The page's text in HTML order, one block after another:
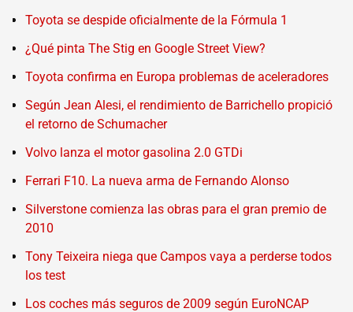
Toyota se despide oficialmente de la Fórmula 1
¿Qué pinta The Stig en Google Street View?
Toyota confirma en Europa problemas de aceleradores
Según Jean Alesi, el rendimiento de Barrichello propició
el retorno de Schumacher
Volvo lanza el motor gasolina 2.0 GTDi
Ferrari F10. La nueva arma de Fernando Alonso
Silverstone comienza las obras para el gran premio de
2010
Tony Teixeira niega que Campos vaya a perderse todos
los test
Los coches más seguros de 2009 según EuroNCAP